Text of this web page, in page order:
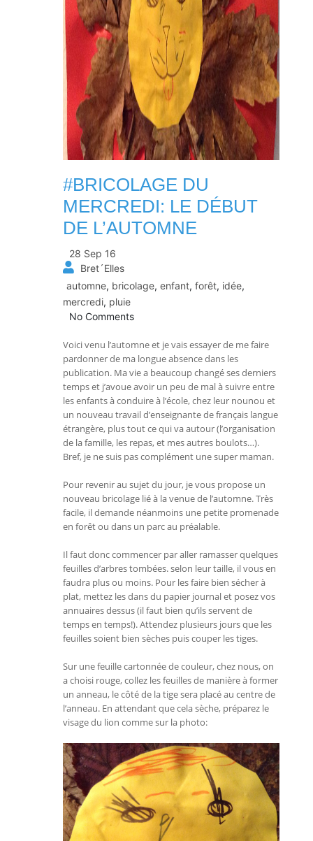
#BRICOLAGE DU
MERCREDI: LE DÉBUT
DE L’AUTOMNE
28 Sep 16
Bret´Elles
automne, bricolage, enfant, forêt, idée,
mercredi, pluie
No Comments
Voici venu l’automne et je vais essayer de me faire
pardonner de ma longue absence dans les
publication. Ma vie a beaucoup changé ses derniers
temps et j’avoue avoir un peu de mal à suivre entre
les enfants à conduire à l’école, chez leur nounou et
un nouveau travail d’enseignante de français langue
étrangère, plus tout ce qui va autour (l’organisation
de la famille, les repas, et mes autres boulots…).
Bref, je ne suis pas complément une super maman.
Pour revenir au sujet du jour, je vous propose un
nouveau bricolage lié à la venue de l’automne. Très
facile, il demande néanmoins une petite promenade
en forêt ou dans un parc au préalable.
Il faut donc commencer par aller ramasser quelques
feuilles d’arbres tombées. selon leur taille, il vous en
faudra plus ou moins. Pour les faire bien sécher à
plat, mettez les dans du papier journal et posez vos
annuaires dessus (il faut bien qu’ils servent de
temps en temps!). Attendez plusieurs jours que les
feuilles soient bien sèches puis couper les tiges.
Sur une feuille cartonnée de couleur, chez nous, on
a choisi rouge, collez les feuilles de manière à former
un anneau, le côté de la tige sera placé au centre de
l’anneau. En attendant que cela sèche, préparez le
visage du lion comme sur la photo: